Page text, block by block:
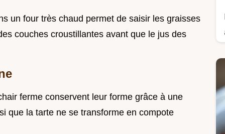
un four très chaud permet de saisir les graisses
couches croustillantes avant que le jus des
ferme conservent leur forme grâce à une
que la tarte ne se transforme en compote